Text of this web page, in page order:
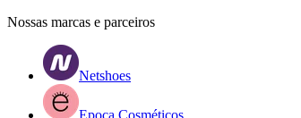
Nossas marcas e parceiros
Netshoes
Epoca Cosméticos